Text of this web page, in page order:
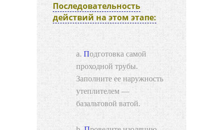
Последовательность
действий на этом этапе:
Подготовка самой
проходной трубы.
Заполните ее наружность
утеплителем —
базальтовой ватой.